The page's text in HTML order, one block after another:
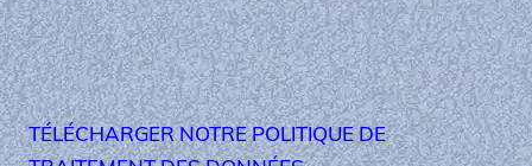
TÉLÉCHARGER NOTRE POLITIQUE DE